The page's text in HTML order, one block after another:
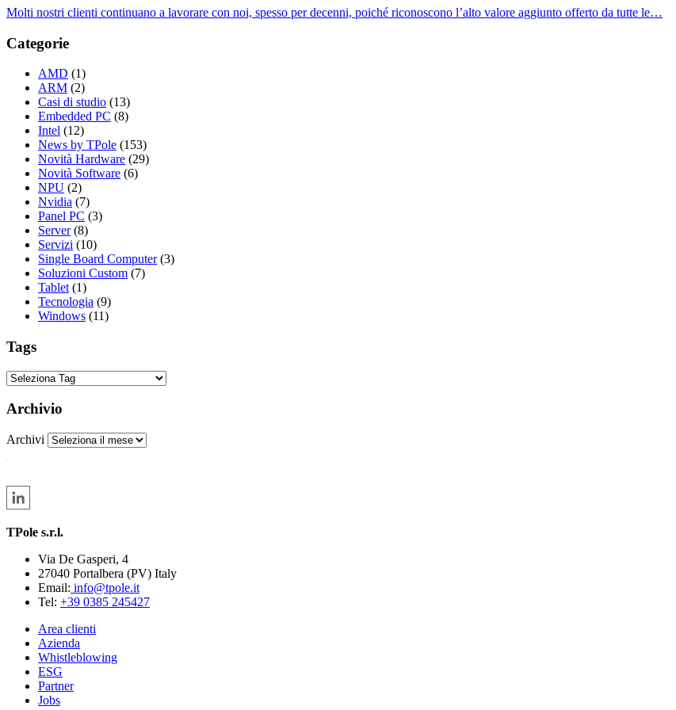
Molti nostri clienti continuano a lavorare con noi, spesso per decenni, poiché riconoscono l’alto valore aggiunto offerto da tutte le…
Categorie
AMD (1)
ARM (2)
Casi di studio (13)
Embedded PC (8)
Intel (12)
News by TPole (153)
Novità Hardware (29)
Novità Software (6)
NPU (2)
Nvidia (7)
Panel PC (3)
Server(8)
Servizi (10)
Single Board Computer(3)
Soluzioni Custom (7)
Tablet (1)
Tecnologia (9)
Windows (11)
Tags
Archivio
Archivi
TPole s.r.l.
Via De Gasperi, 4
27040 Portalbera (PV) Italy
Email: info@tpole.it
Tel: +39 0385 245427
Area clienti
Azienda
Whistleblowing
ESG
Partner
Jobs